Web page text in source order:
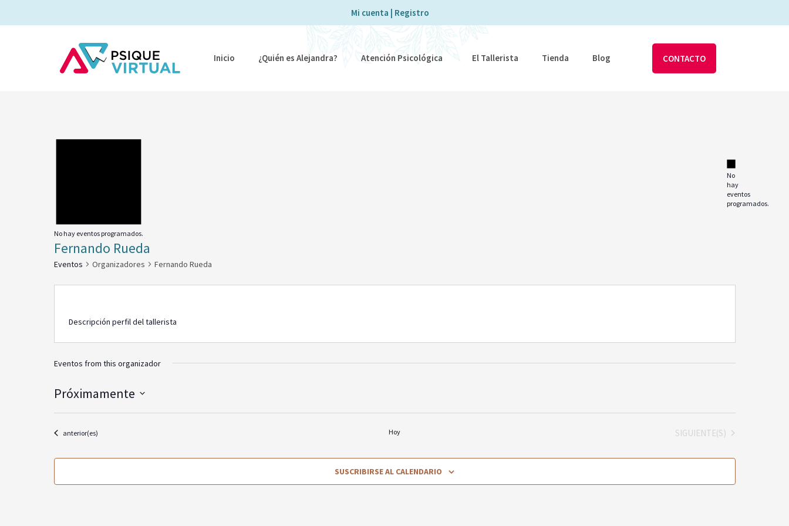
al
Mi cuenta | Registro
Inicio ¿Quién es Alejandra? Atención Psicológica El Tallerista Tienda Blog CONTACTO
No
hay
eventos
programados.
No hay eventos programados.
Fernando Rueda
Eventos Organizadores Fernando Rueda
Descripción perfil del tallerista
Eventos from this organizador
Próximamente
Seleccionar
Eventos
anterior(es) Hoy EVENTOS
SIGUIENTE(S)
SUSCRIBIRSE AL CALENDARIO